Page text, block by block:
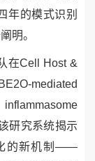
年的模式识别
明。
在Cell Host &
mediated
研究系统揭示
的新机制——